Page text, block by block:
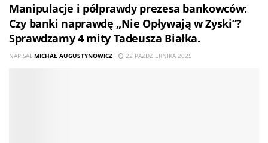
Manipulacje i półprawdy prezesa bankowców:
Czy banki naprawdę „Nie Opływają w Zyski”?
Sprawdzamy 4 mity Tadeusza Białka.
NAPISAŁ MICHAŁ AUGUSTYNOWICZ 22 PAŹDZIERNIKA 2025